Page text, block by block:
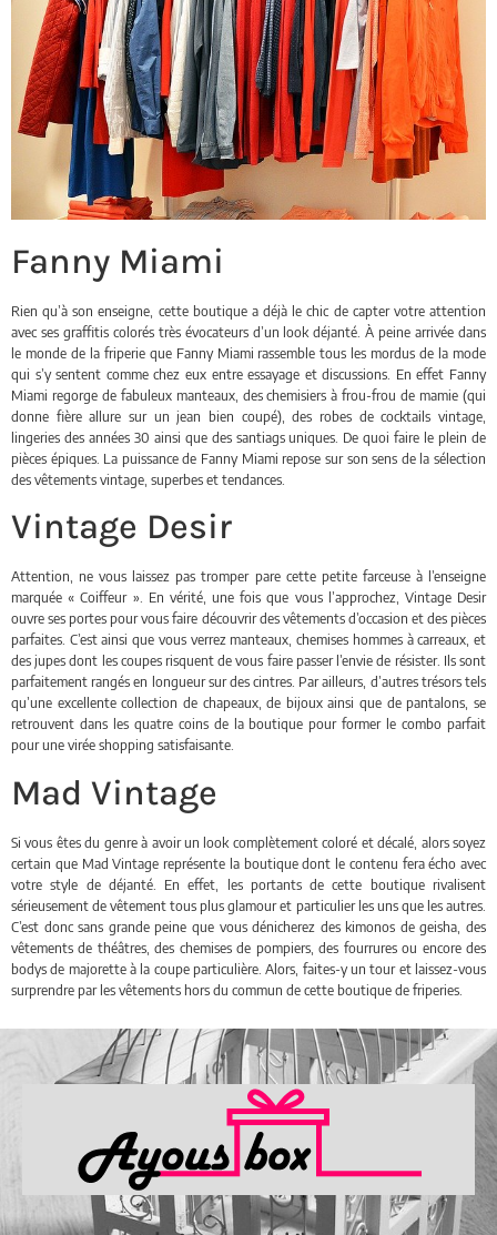
Fanny Miami
Rien qu’à son enseigne, cette boutique a déjà le chic de capter votre attention
avec ses graffitis colorés très évocateurs d’un look déjanté. À peine arrivée dans
le monde de la friperie que Fanny Miami rassemble tous les mordus de la mode
qui s’y sentent comme chez eux entre essayage et discussions. En effet Fanny
Miami regorge de fabuleux manteaux, des chemisiers à frou-frou de mamie (qui
donne fière allure sur un jean bien coupé), des robes de cocktails vintage,
lingeries des années 30 ainsi que des santiags uniques. De quoi faire le plein de
pièces épiques. La puissance de Fanny Miami repose sur son sens de la sélection
des vêtements vintage, superbes et tendances.
Vintage Desir
Attention, ne vous laissez pas tromper pare cette petite farceuse à l’enseigne
marquée « Coiffeur ». En vérité, une fois que vous l’approchez, Vintage Desir
ouvre ses portes pour vous faire découvrir des vêtements d’occasion et des pièces
parfaites. C’est ainsi que vous verrez manteaux, chemises hommes à carreaux, et
des jupes dont les coupes risquent de vous faire passer l’envie de résister. Ils sont
parfaitement rangés en longueur sur des cintres. Par ailleurs, d’autres trésors tels
qu’une excellente collection de chapeaux, de bijoux ainsi que de pantalons, se
retrouvent dans les quatre coins de la boutique pour former le combo parfait
pour une virée shopping satisfaisante.
Mad Vintage
Si vous êtes du genre à avoir un look complètement coloré et décalé, alors soyez
certain que Mad Vintage représente la boutique dont le contenu fera écho avec
votre style de déjanté. En effet, les portants de cette boutique rivalisent
sérieusement de vêtement tous plus glamour et particulier les uns que les autres.
C’est donc sans grande peine que vous dénicherez des kimonos de geisha, des
vêtements de théâtres, des chemises de pompiers, des fourrures ou encore des
bodys de majorette à la coupe particulière. Alors, faites-y un tour et laissez-vous
surprendre par les vêtements hors du commun de cette boutique de friperies.